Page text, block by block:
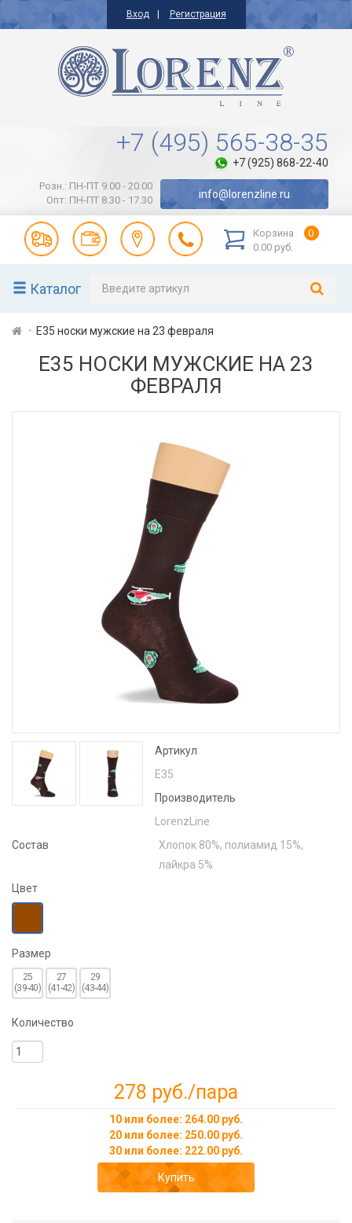
Вход Регистрация
+7 (495) 565-38-35
+7 (925) 868-22-40
Розн.: ПН-ПТ 9.00 - 20.00
Опт: ПН-ПТ 8.30 - 17.30
info@lorenzline.ru
Корзина
0
0.00 руб.
Каталог
Е35 носки мужские на 23 февраля
Е35 НОСКИ МУЖСКИЕ НА 23
ФЕВРАЛЯ
Артикул
Е35
Производитель
LorenzLine
Состав
Хлопок 80%, полиамид 15%,
лайкра 5%
Цвет
Размер
25
(39-40)
27
(41-42)
29
(43-44)
Количество
278 руб./пара
10 или более: 264.00 руб.
20 или более: 250.00 руб.
30 или более: 222.00 руб.
Купить